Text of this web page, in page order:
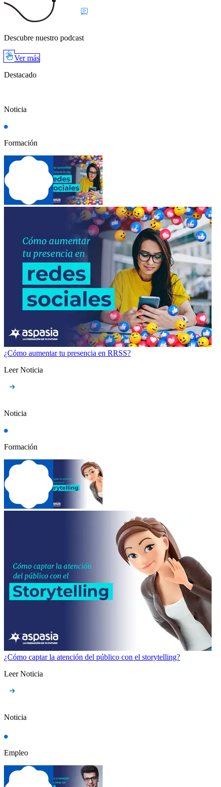
Descubre nuestro podcast
Ver más
Destacado
Noticia
Formación
¿Cómo aumentar tu presencia en RRSS?
Leer Noticia
Noticia
Formación
¿Cómo captar la atención del público con el storytelling?
Leer Noticia
Noticia
Empleo